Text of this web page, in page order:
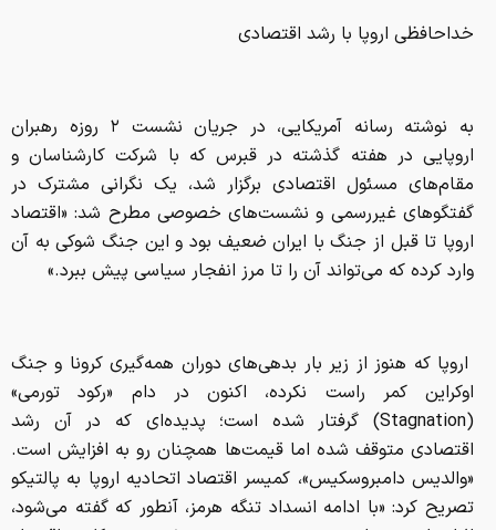
خداحافظی اروپا با رشد اقتصادی
به نوشته رسانه آمریکایی، در جریان نشست ۲ روزه رهبران
اروپایی در هفته گذشته در قبرس که با شرکت کارشناسان و
مقام‌های مسئول اقتصادی برگزار شد، یک نگرانی مشترک در
گفتگوهای غیررسمی و نشست‌های خصوصی مطرح شد: «اقتصاد
اروپا تا قبل از جنگ با ایران ضعیف بود و این جنگ شوکی به آن
وارد کرده که می‌تواند آن را تا مرز انفجار سیاسی پیش ببرد.»
اروپا که هنوز از زیر بار بدهی‌های دوران همه‌گیری کرونا و جنگ
اوکراین کمر راست نکرده، اکنون در دام «رکود تورمی»
(Stagnation) گرفتار شده است؛ پدیده‌ای که در آن رشد
اقتصادی متوقف شده اما قیمت‌ها همچنان رو به افزایش است.
«والدیس دامبروسکیس»، کمیسر اقتصاد اتحادیه اروپا به پالتیکو
تصریح کرد: «با ادامه انسداد تنگه هرمز، آنطور که گفته می‌شود،